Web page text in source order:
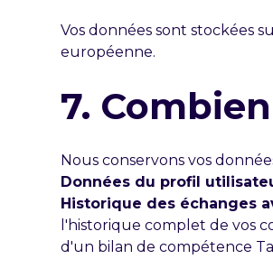
Vos données sont stockées
européenne.
7.
Nous conservons vos
Données du profil
Historique des échanges
l'historique complet de vos
d'un bilan de compétence